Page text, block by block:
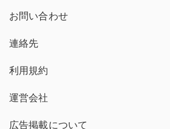
お問い合わせ
連絡先
利用規約
運営会社
広告掲載について